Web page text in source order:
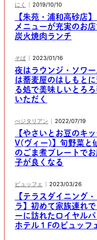
にく 2019/10/10
【朱苑・浦和高砂店
メニューが充実のお店
炭火焼肉ランチ
そば 2023/01/16
夜はラウンジ・ソワ
は蕎麦屋のはしもと
る処で美味しいとろ
いただく
べジタリアン 2022/07/19
【やさいとお豆のキ
V(ヴィー)】旬野菜と
のごま煮プレートでお
子が良くなる
ビュッフェ 2023/03/26
【テラスダイニング
ラ】初めて家族連れ
ーに訪れたロイヤル
ホテル１Fのビュッフ